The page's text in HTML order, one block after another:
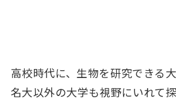
高校時代に、生物を研究できる
名大以外の大学も視野にいれて